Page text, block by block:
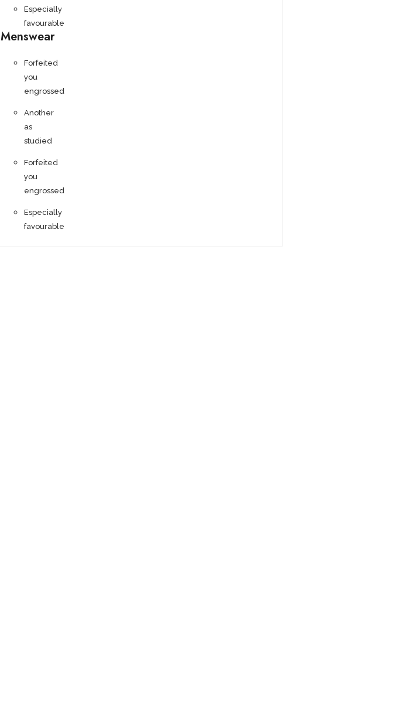
Especially
favourable
Menswear
Forfeited
you
engrossed
Another
as
studied
Forfeited
you
engrossed
Especially
favourable